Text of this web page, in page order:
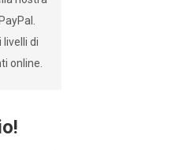
livelli di
online.